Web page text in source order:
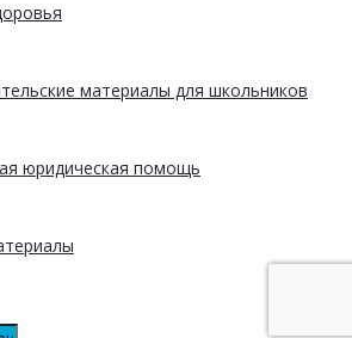
материалы для школьников
юридическая помощь